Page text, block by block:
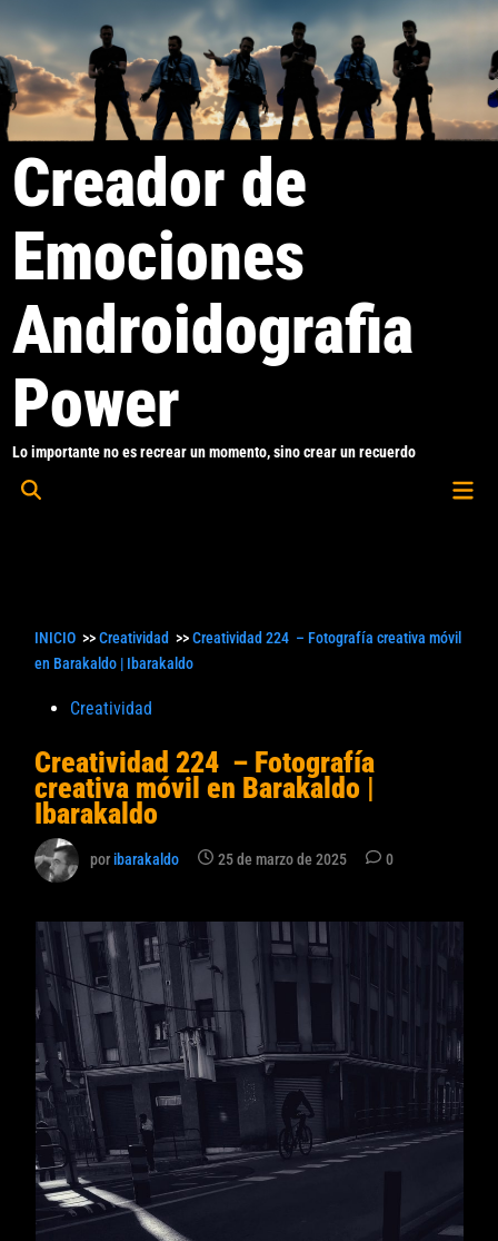
al
contenido
Creador de
Emociones
Androidografia
Power
Lo importante no es recrear un momento, sino crear un recuerdo
Abrir
INICIO >>Creatividad >>Creatividad 224 – Fotografía creativa móvil
en Barakaldo | Ibarakaldo
Publicado
Creatividad
Creatividad 224 – Fotografía
creativa móvil en Barakaldo |
Ibarakaldo
poribarakaldo 25 de marzo de 2025 0